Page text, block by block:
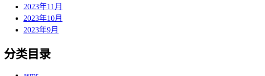
2023年11月
2023年10月
2023年9月
分类目录